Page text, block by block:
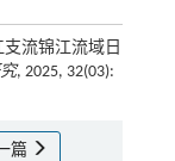
流锦江流域日
, 2025, 32(03):
篇